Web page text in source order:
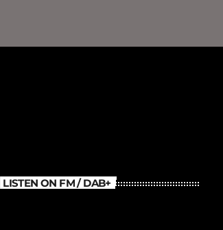
LISTEN ON FM / DAB+